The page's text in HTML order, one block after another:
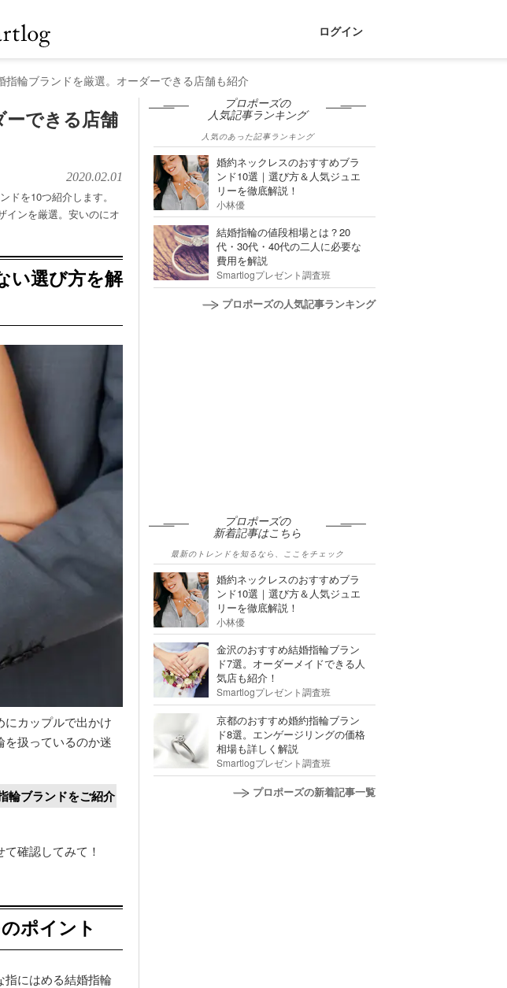
ログイン
指輪ブランドを厳選。オーダーできる店舗も紹介
できる店舗
2020.02.01
を10つ紹介します。
インを厳選。安いのにオ
い選び方を解
カップルで出かけ
を扱っているのか迷
輪ブランドをご紹介
確認してみて！
ポイント
指にはめる結婚指輪
プロポーズの
人気記事ランキング
人気のあった記事ランキング
婚約ネックレスのおすすめブラ
ンド10選｜選び方＆人気ジュエ
リーを徹底解説！
小林優
結婚指輪の値段相場とは？20
代・30代・40代の二人に必要な
費用を解説
Smartlogプレゼント調査班
プロポーズの人気記事ランキング
プロポーズの
新着記事はこちら
最新のトレンドを知るなら、ここをチェック
婚約ネックレスのおすすめブラ
ンド10選｜選び方＆人気ジュエ
リーを徹底解説！
小林優
金沢のおすすめ結婚指輪ブラン
ド7選。オーダーメイドできる人
気店も紹介！
Smartlogプレゼント調査班
京都のおすすめ婚約指輪ブラン
ド8選。エンゲージリングの価格
相場も詳しく解説
Smartlogプレゼント調査班
プロポーズの新着記事一覧